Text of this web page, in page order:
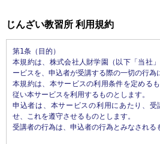
第2条（個人情報の収集方法）
当社は、ユーザが利用登録をする際に氏名
メールアドレス、銀行口座番号、運転免許
することがあります。また、ユーザと提携
の個人情報を含む取引記録や決済に関する
元、広告主、広告配信先などを含みます。
などから収集することがあります。
第3条（個人情報を収集・利用する目的）
当社が個人情報を収集・利用する目的は、以
1.当社サービスの提供・運営のため
じんざい教習所 利用規約
第1条（目的）
本規約は、株式会社人財学園（以下「当社
ービスを、申込者が受講する際の一切の行為
本規約は、本サービスの利用条件を定める
従い本サービスを利用するものとします。
申込者は、本サービスの利用にあたり、受
せ、これを遵守させるものとします。
受講者の行為は、申込者の行為とみなされる